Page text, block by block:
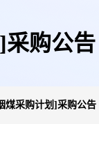
购公告
煤采购计划]采购公告